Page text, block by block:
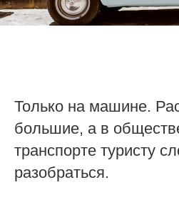
Только на машине.
большие, а в
транспорте туристу
разобраться.